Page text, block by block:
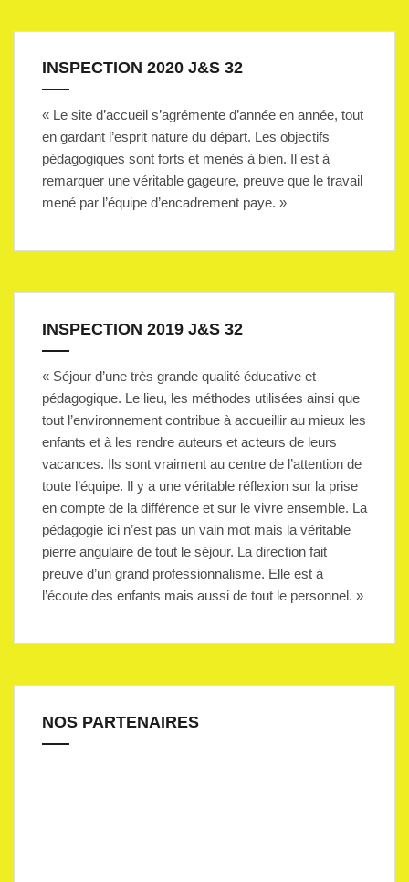
INSPECTION 2020 J&S 32
« Le site d’accueil s’agrémente d’année en année, tout
en gardant l’esprit nature du départ. Les objectifs
pédagogiques sont forts et menés à bien. Il est à
remarquer une véritable gageure, preuve que le travail
mené par l’équipe d’encadrement paye. »
INSPECTION 2019 J&S 32
« Séjour d’une très grande qualité éducative et
pédagogique. Le lieu, les méthodes utilisées ainsi que
tout l’environnement contribue à accueillir au mieux les
enfants et à les rendre auteurs et acteurs de leurs
vacances. Ils sont vraiment au centre de l’attention de
toute l’équipe. Il y a une véritable réflexion sur la prise
en compte de la différence et sur le vivre ensemble. La
pédagogie ici n’est pas un vain mot mais la véritable
pierre angulaire de tout le séjour. La direction fait
preuve d’un grand professionnalisme. Elle est à
l’écoute des enfants mais aussi de tout le personnel. »
NOS PARTENAIRES